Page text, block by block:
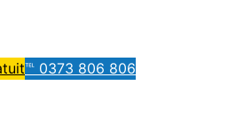
℡ 0373 806 806